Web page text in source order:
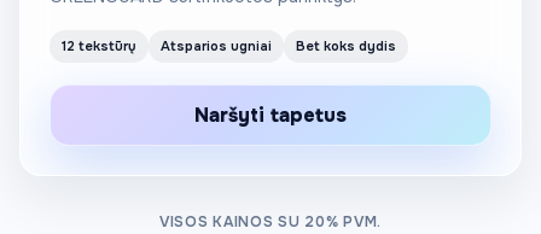
12 tekstūrų Atsparios ugniai Bet koks dydis
Naršyti tapetus
VISOS KAINOS SU 20% PVM.